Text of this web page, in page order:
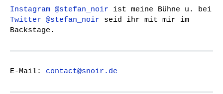
Instagram @stefan_noir ist meine Bühne u. bei
Twitter @stefan_noir seid ihr mit mir im
Backstage.
E-Mail: contact@snoir.de